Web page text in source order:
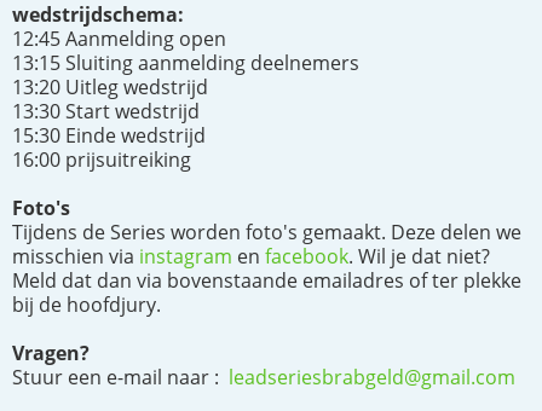
wedstrijdschema:
12:45 Aanmelding open
13:15 Sluiting aanmelding deelnemers
13:20 Uitleg wedstrijd
13:30 Start wedstrijd
15:30 Einde wedstrijd
16:00 prijsuitreiking
Foto's
Tijdens de Series worden foto's gemaakt. Deze delen we
misschien via instagram en facebook. Wil je dat niet?
Meld dat dan via bovenstaande emailadres of ter plekke
bij de hoofdjury.
Vragen?
Stuur een e-mail naar : leadseriesbrabgeld@gmail.com